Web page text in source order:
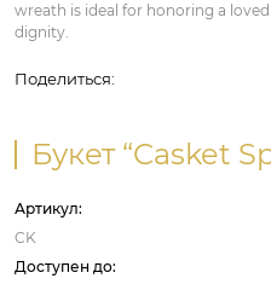
wreath is ideal for honoring a
dignity.
Поделиться:
Букет “Casket
Артикул:
CK
Доступен до: